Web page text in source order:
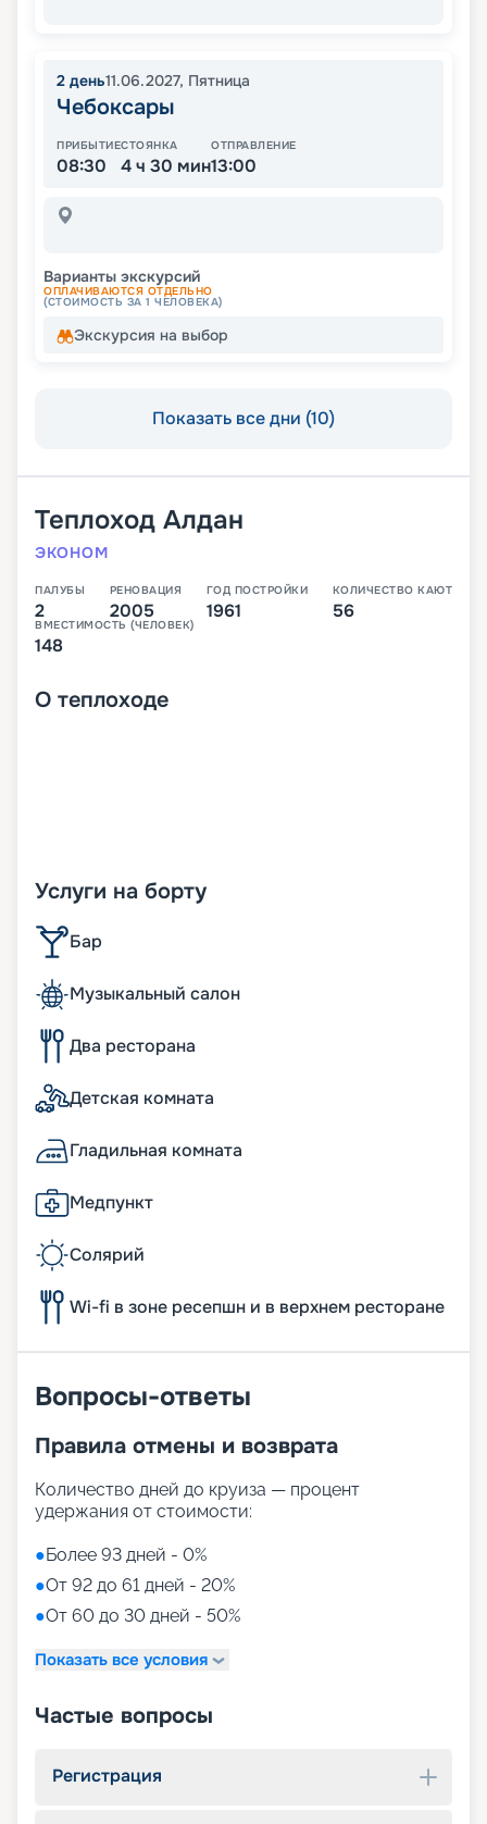
2 день11.06.2027, Пятница
Чебоксары
ПРИБЫТИЕ
08:30
СТОЯНКА
4 ч 30 мин
ОТПРАВЛЕНИЕ
13:00
Варианты экскурсий
ОПЛАЧИВАЮТСЯ ОТДЕЛЬНО
(СТОИМОСТЬ ЗА 1 ЧЕЛОВЕКА)
Экскурсия на выбор
Показать все дни (10)
Теплоход Алдан
ЭКОНОМ
ПАЛУБЫ
2
РЕНОВАЦИЯ
2005
ГОД ПОСТРОЙКИ
1961
КОЛИЧЕСТВО КАЮТ
56
ВМЕСТИМОСТЬ (ЧЕЛОВЕК)
148
О теплоходе
Услуги на борту
Бар
Музыкальный салон
Два ресторана
Детская комната
Гладильная комната
Медпункт
Солярий
Wi-fi в зоне ресепшн и в верхнем ресторане
Вопросы-ответы
Правила отмены и возврата
Количество дней до круиза — процент
удержания от стоимости:
●Более 93 дней - 0%
●От 92 до 61 дней - 20%
●От 60 до 30 дней - 50%
Показать все условия
Частые вопросы
Регистрация